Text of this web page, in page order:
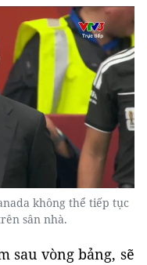
không thể tiếp tục
sân nhà.
sau vòng bảng, sẽ